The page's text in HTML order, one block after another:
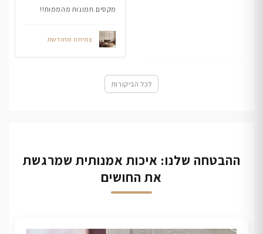
מקסים.תמונות מהממות!!
צמיחה מחודשת
לכל הביקורות
ההבטחה שלנו: איכות אמנותית שמרגשת
את החושים